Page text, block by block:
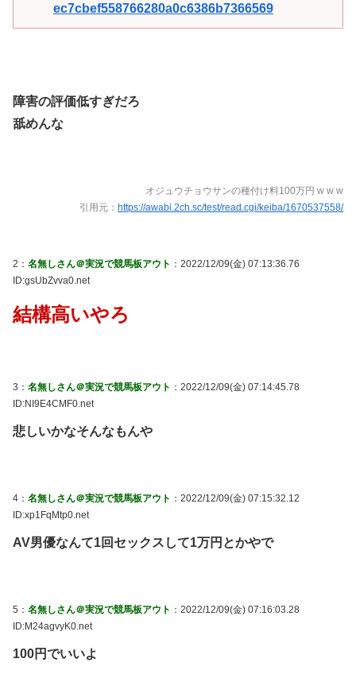
ec7cbef558766280a0c6386b7366569
障害の評価低すぎだろ
舐めんな
オジュウチョウサンの種付け料100万円 w w w
引用元： https://awabi.2ch.sc/test/read.cgi/keiba/1670537558/
2： 名無しさん＠実況で競馬板アウト ：2022/12/09(金) 07:13:36.76
ID:gsUbZvva0.net
結構高いやろ
3： 名無しさん＠実況で競馬板アウト ：2022/12/09(金) 07:14:45.78
ID:NI9E4CMF0.net
悲しいかなそんなもんや
4： 名無しさん＠実況で競馬板アウト ：2022/12/09(金) 07:15:32.12
ID:xp1FqMtp0.net
AV男優なんて1回セックスして1万円とかやで
5： 名無しさん＠実況で競馬板アウト ：2022/12/09(金) 07:16:03.28
ID:M24agvyK0.net
100円でいいよ